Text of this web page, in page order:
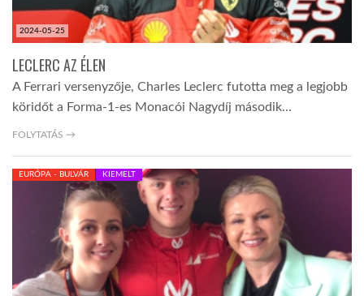
AFRIKA TUDÁSTÁR
LINKTR.EE
GLOBOZSARU
DOBRAVERO.HU
LATIMO.HU
2024-05-25
LECLERC AZ ÉLEN
A Ferrari versenyzője, Charles Leclerc futotta meg a legjobb
köridőt a Forma-1-es Monacói Nagydíj második…
FOLYTATÁS →
EURÓPA - BULVÁR KIEMELT